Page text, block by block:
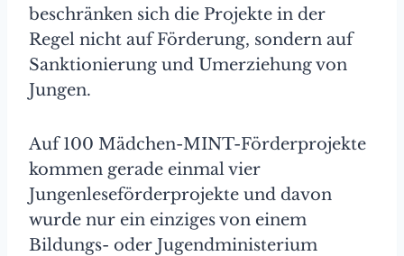
beschränken sich die Projekte in der
Regel nicht auf Förderung, sondern auf
Sanktionierung und Umerziehung von
Jungen.
Auf 100 Mädchen-MINT-Förderprojekte
kommen gerade einmal vier
Jungenleseförderprojekte und davon
wurde nur ein einziges von einem
Bildungs- oder Jugendministerium